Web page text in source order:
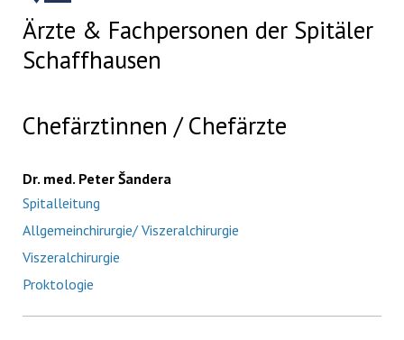
Ärzte & Fachpersonen der Spitäler
Schaffhausen
Chefärztinnen / Chefärzte
Dr. med. Peter Šandera
Spitalleitung
Allgemeinchirurgie/ Viszeralchirurgie
Viszeralchirurgie
Proktologie